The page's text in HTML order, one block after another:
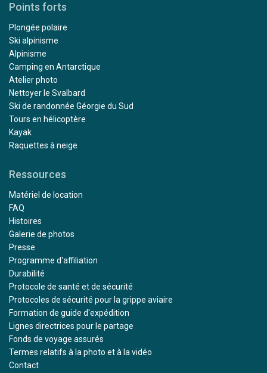
Points forts
Plongée polaire
Ski alpinisme
Alpinisme
Camping en Antarctique
Atelier photo
Nettoyer le Svalbard
Ski de randonnée Géorgie du Sud
Tours en hélicoptère
Kayak
Raquettes à neige
Ressources
Matériel de location
FAQ
Histoires
Galerie de photos
Presse
Programme d'affiliation
Durabilité
Protocole de santé et de sécurité
Protocoles de sécurité pour la grippe aviaire
Formation de guide d'expédition
Lignes directrices pour le partage
Fonds de voyage assurés
Termes relatifs à la photo et à la vidéo
Contact